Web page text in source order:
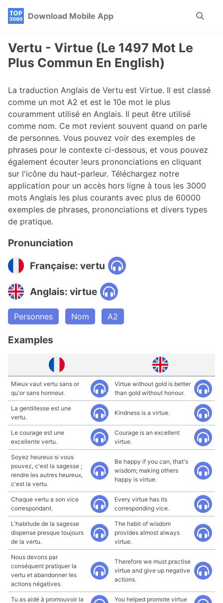
Skip
navigation
Skip
Skip
Download Mobile App
Toggle
Vertu - Virtue (Le 1497 Mot Le
Plus Commun En English)
La traduction Anglais de Vertu est Virtue. Il est classé
comme un mot A2 et est le 10e mot le plus
couramment utilisé en Anglais. Il peut être utilisé
comme nom. Ce mot revient souvent quand on parle
de personnes. Vous pouvez voir des exemples de
phrases pour le contexte ci-dessous, et vous pouvez
également écouter leurs prononciations en cliquant
sur l'icône du haut-parleur. Téléchargez notre
application pour un accès hors ligne à tous les 3000
mots Anglais les plus courants avec plus de 60000
exemples de phrases, prononciations et divers types
de pratique.
Pronunciation
Française: vertu
Anglais: virtue
Personnes Nom A2
Examples
Mieux vaut vertu sans or
qu'or sans honneur.
Virtue without gold is better
than gold without honour.
La gentillesse est une
vertu.
Kindness is a virtue.
Le courage est une
excellente vertu.
Courage is an excellent
virtue.
Soyez heureux si vous
pouvez, c'est la sagesse ;
rendre les autres heureux,
c'est la vertu.
Be happy if you can, that's
wisdom; making others
happy is virtue.
Chaque vertu a son vice
correspondant.
Every virtue has its
corresponding vice.
L'habitude de la sagesse
dispense presque toujours
de la vertu.
The habit of wisdom
provides almost always
virtue.
Nous devons par
conséquent pratiquer la
vertu et abandonner les
actions négatives.
Therefore we must practise
virtue and give up negative
actions.
Tu as aidé à promouvoir la
You helped promote virtue